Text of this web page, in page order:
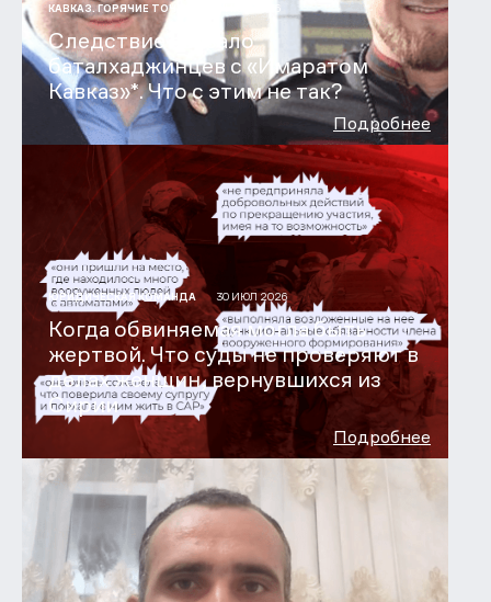
КАВКАЗ. ГОРЯЧИЕ ТОЧКИ 31 ИЮЛ 2026
Следствие связало
баталхаджинцев с «Имаратом
Кавказ»*. Что с этим не так?
Подробнее
ЮРИДИЧЕСКАЯ КОМАНДА 30 ИЮЛ 2026
Когда обвиняемая могла быть
жертвой. Что суды не проверяют в
делах женщин, вернувшихся из
Сирии
Подробнее